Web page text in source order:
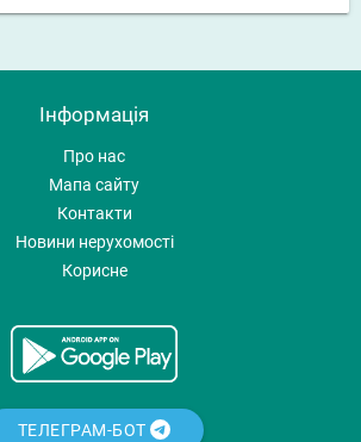
Інформація
Про нас
Мапа сайту
Контакти
Новини нерухомості
Корисне
ТЕЛЕГРАМ-БОТ